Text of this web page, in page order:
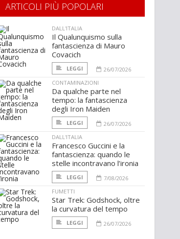
ARTICOLI PIÙ POPOLARI
DALL'ITALIA
Il Qualunquismo sulla
fantascienza di Mauro
Covacich
LEGGI
26/07/2026
CONTAMINAZIONI
Da qualche parte nel
tempo: la fantascienza
degli Iron Maiden
LEGGI
26/07/2026
DALL'ITALIA
Francesco Guccini e la
fantascienza: quando le
stelle incontravano l’ironia
LEGGI
7/08/2026
FUMETTI
Star Trek: Godshock, oltre
la curvatura del tempo
LEGGI 26/07/2026